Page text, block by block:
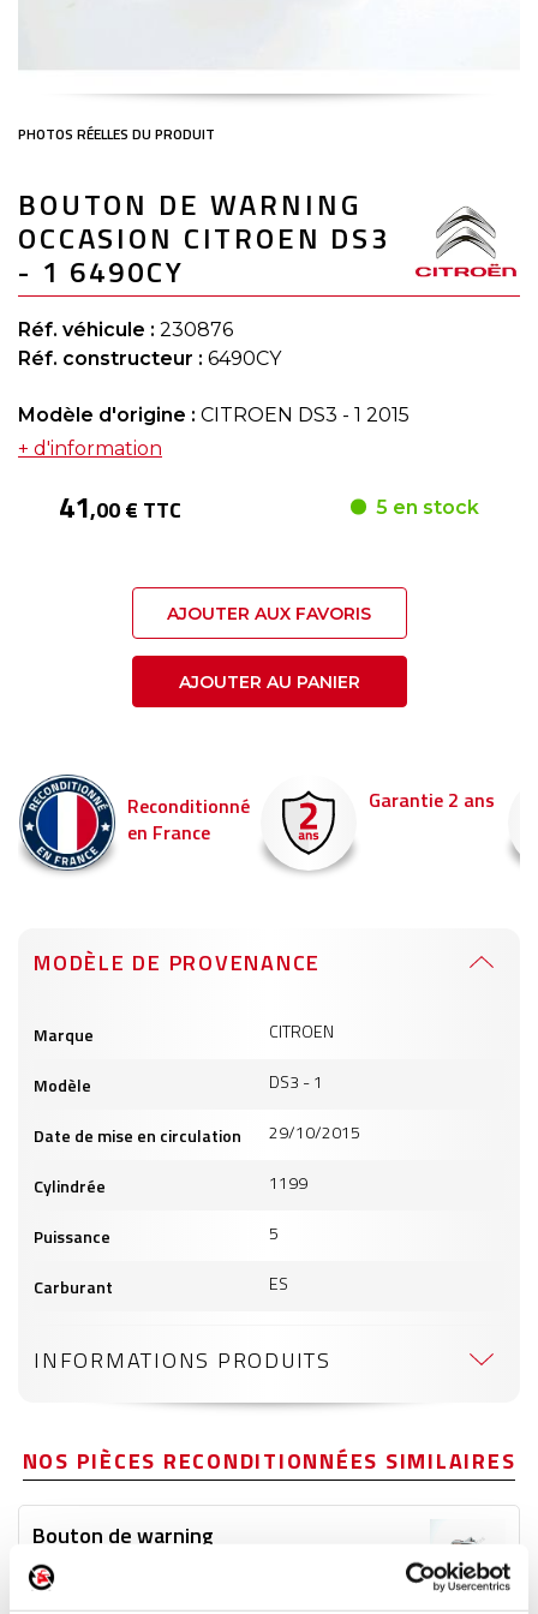
to
the
beginning
the
images
gallery
BOUTON DE WARNING
OCCASION CITROEN DS3
- 1 6490CY
Réf. véhicule : 230876
Réf. constructeur : 6490CY
Modèle d'origine : CITROEN DS3 - 1 2015
+ d'information
41,00 € TTC 5 en stock
AJOUTER AUX FAVORIS
AJOUTER AU PANIER
Garantie 2 ans Livraison en 24h
pour être livré
MODÈLE DE PROVENANCE
produits
Marque CITROEN
Modèle DS3 - 1
Date de mise en circulation 29/10/2015
Cylindrée 1199
Puissance 5
Carburant ES
INFORMATIONS PRODUITS
NOS PIÈCES RECONDITIONNÉES SIMILAIRES
Bouton de warning
Réf. :
+ photos